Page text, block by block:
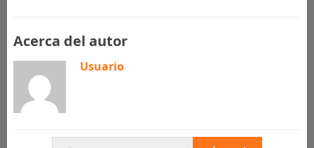
Acerca del autor
Usuario